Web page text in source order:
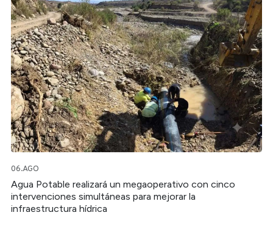
06.AGO
Agua Potable realizará un megaoperativo con cinco
intervenciones simultáneas para mejorar la
infraestructura hídrica